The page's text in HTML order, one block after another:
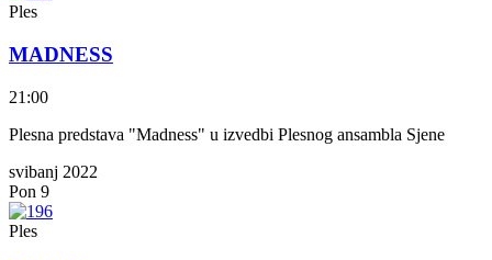
Ples
MADNESS
21:00
Plesna predstava "Madness" u izvedbi Plesnog ansambla Sjene
svibanj 2022
Pon 9
Ples